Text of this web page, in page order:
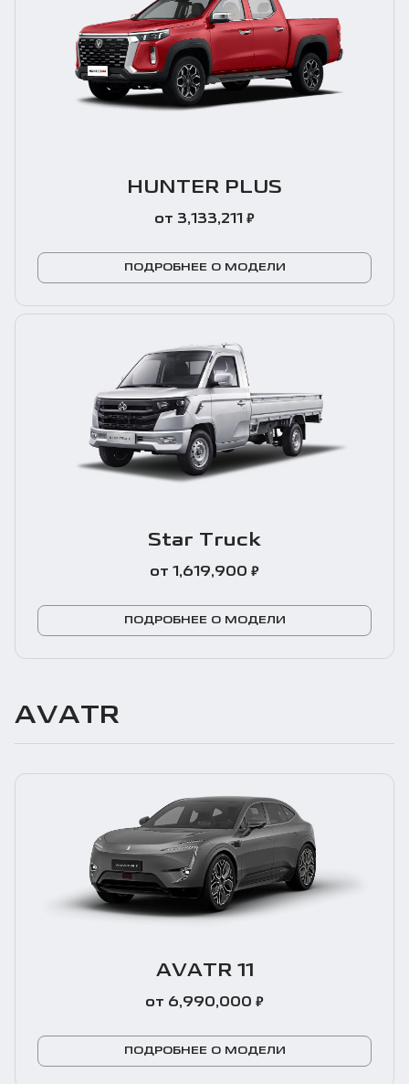
HUNTER PLUS
от 3,133,211 ₽
ПОДРОБНЕЕ О МОДЕЛИ
Star Truck
от 1,619,900 ₽
ПОДРОБНЕЕ О МОДЕЛИ
AVATR
AVATR 11
от 6,990,000 ₽
ПОДРОБНЕЕ О МОДЕЛИ